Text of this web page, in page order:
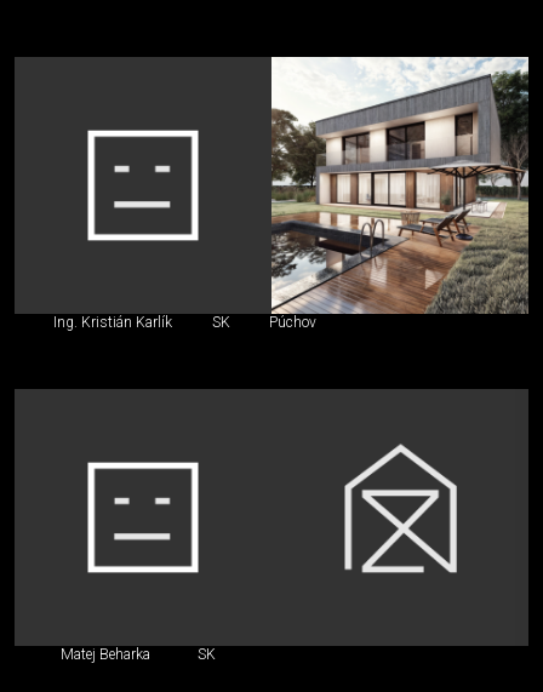
Ing. Kristián Karlík SK Púchov
Matej Beharka SK